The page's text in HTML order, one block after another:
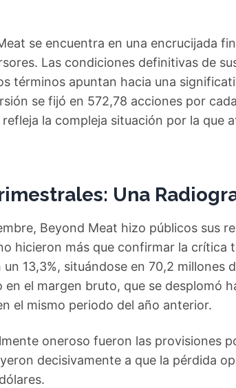
se encuentra en una encrucijada
Las condiciones definitivas de
términos apuntan hacia una
se fijó en 572,78 acciones por
la compleja situación por la que
Una
Beyond Meat hizo públicos sus
hicieron más que confirmar la crítica
13,3%, situándose en 70,2 millones
en el margen bruto, que se desplomó
el mismo periodo del año anterior.
oneroso fueron las provisiones
decisivamente a que la pérdida